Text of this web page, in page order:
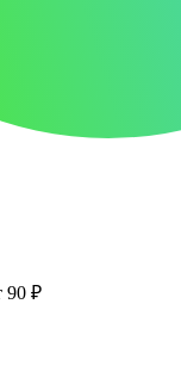
90 ₽